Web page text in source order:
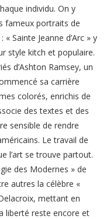
individu. On y
fameux portraits de
Sainte Jeanne d’Arc » y
style kitch et populaire.
d’Ashton Ramsey, un
sa carrière
colorés, enrichis de
des textes et des
sensible de rendre
Le travail de
l’art se trouve partout.
des Modernes » de
autres la célèbre «
mettant en
liberté reste encore et